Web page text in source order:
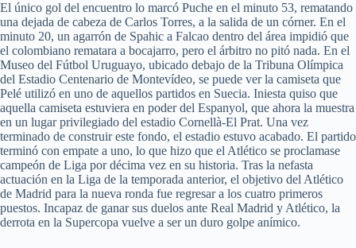
e
n
i
d
o
El único gol del encuentro lo marcó Puche en el minuto 53, rematando
una dejada de cabeza de Carlos Torres, a la salida de un córner. En el
minuto 20, un agarrón de Spahic a Falcao dentro del área impidió que
el colombiano rematara a bocajarro, pero el árbitro no pitó nada. En el
Museo del Fútbol Uruguayo, ubicado debajo de la Tribuna Olímpica
del Estadio Centenario de Montevídeo, se puede ver la camiseta que
Pelé utilizó en uno de aquellos partidos en Suecia. Iniesta quiso que
aquella camiseta estuviera en poder del Espanyol, que ahora la muestra
en un lugar privilegiado del estadio Cornellà-El Prat. Una vez
terminado de construir este fondo, el estadio estuvo acabado. El partido
terminó con empate a uno, lo que hizo que el Atlético se proclamase
campeón de Liga por décima vez en su historia. Tras la nefasta
actuación en la Liga de la temporada anterior, el objetivo del Atlético
de Madrid para la nueva ronda fue regresar a los cuatro primeros
puestos. Incapaz de ganar sus duelos ante Real Madrid y Atlético, la
derrota en la Supercopa vuelve a ser un duro golpe anímico.